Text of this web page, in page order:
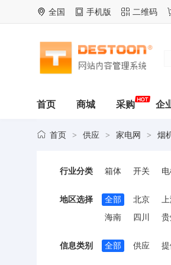
全国 手机版 二维码
首页 商城 采购 企
首页 > 供应 > 家电网 > 烟
行业分类 箱体 开关
地区选择 全部 北京
海南
四川 贵
信息类别 全部 供应